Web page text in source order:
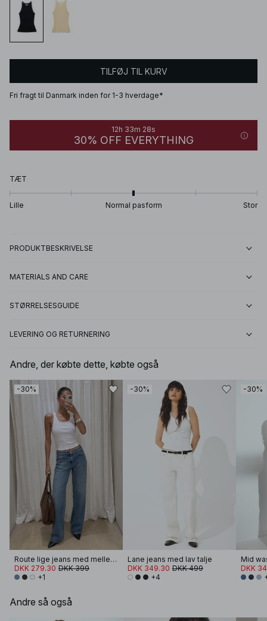
TILFØJ TIL KURV
Fri fragt til Danmark inden for 1-3 hverdage*
12h 33m 28s
30% OFF EVERYTHING
TÆT
Lille Normal pasform Stor
PRODUKTBESKRIVELSE
MATERIALS AND CARE
STØRRELSESGUIDE
LEVERING OG RETURNERING
Andre, der købte dette, købte også
-30%
Route lige jeans med mellemhøj talje
DKK 279.30 DKK 399
+1
-30%
Lane jeans med lav talje
DKK 349.30 DKK 499
+4
-30%
Mid
DKK
Andre så også